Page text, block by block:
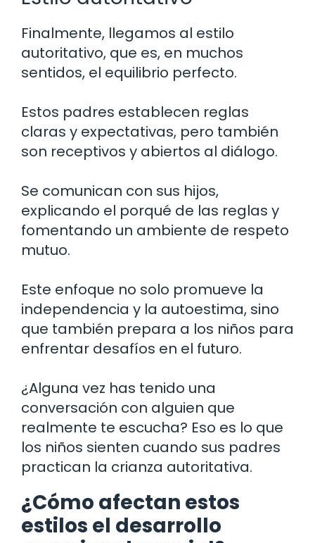
Finalmente, llegamos al estilo
autoritativo, que es, en muchos
sentidos, el equilibrio perfecto.
Estos padres establecen reglas
claras y expectativas, pero también
son receptivos y abiertos al diálogo.
Se comunican con sus hijos,
explicando el porqué de las reglas y
fomentando un ambiente de respeto
mutuo.
Este enfoque no solo promueve la
independencia y la autoestima, sino
que también prepara a los niños para
enfrentar desafíos en el futuro.
¿Alguna vez has tenido una
conversación con alguien que
realmente te escucha? Eso es lo que
los niños sienten cuando sus padres
practican la crianza autoritativa.
¿Cómo afectan estos
estilos el desarrollo